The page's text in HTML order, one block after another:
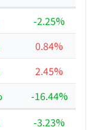
-2.25%
0.84%
2.45%
-16.44%
-3.23%